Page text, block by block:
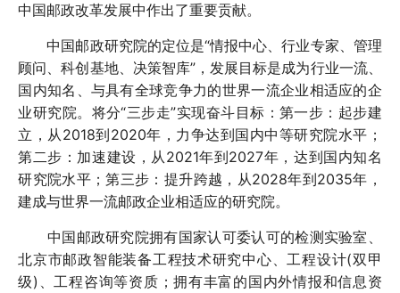
中国邮政改革发展中作出了重要贡献。
中国邮政研究院的定位是“情报中心、行业专家、管理
顾问、科创基地、决策智库”，发展目标是成为行业一流、
国内知名、与具有全球竞争力的世界一流企业相适应的企
业研究院。将分“三步走”实现奋斗目标：第一步：起步建
立，从2018到2020年，力争达到国内中等研究院水平；
第二步：加速建设，从2021年到2027年，达到国内知名
研究院水平；第三步：提升跨越，从2028年到2035年，
建成与世界一流邮政企业相适应的研究院。
中国邮政研究院拥有国家认可委认可的检测实验室、
北京市邮政智能装备工程技术研究中心、工程设计(双甲
级)、工程咨询等资质；拥有丰富的国内外情报和信息资